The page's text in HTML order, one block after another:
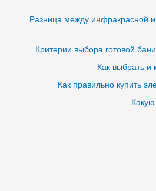
Разница между инфракрасной
Критерии выбора готовой
Как выбрать и